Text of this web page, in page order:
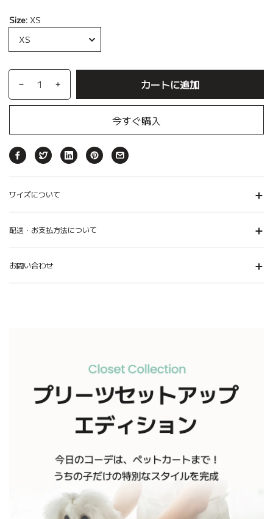
Size: XS
カートに追加
今すぐ購入
サイズについて
配送・お支払方法について
お問い合わせ